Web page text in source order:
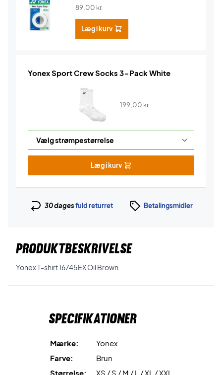
89,00 kr.
Læg i kurv
Yonex Sport Crew Socks 3-Pack White
199,00 kr.
Læg i kurv
30 dagesfuld returret Betalingsmidler
PRODUKTBESKRIVELSE
Yonex T-shirt 16745EX Oil Brown
Specifikationer
Mærke:
Yonex
Farve:
Brun
Størrelse:
XS / S / M / L / XL / XXL